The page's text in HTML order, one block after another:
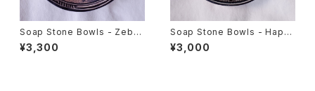
Soap Stone Bowls - Zebra
at night
¥3,300
Soap Stone Bowls - Happ
y Elephant
¥3,000